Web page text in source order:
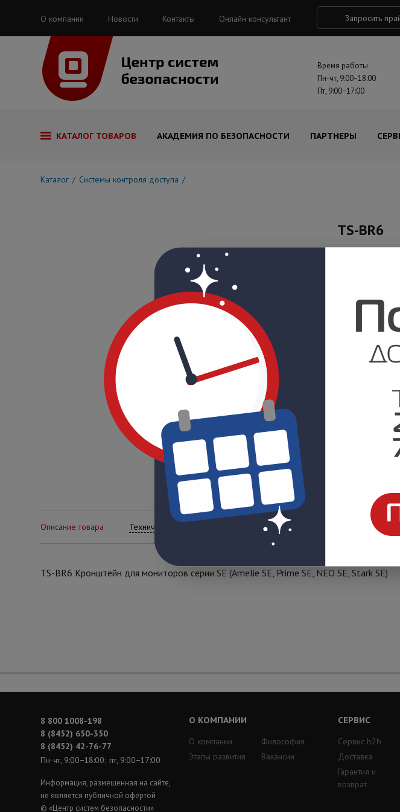
О компании Новости Контакты Онлайн консультант Запросить
Время работы
Пн-чт, 9:00−18:00
Пт, 9:00−17:00
КАТАЛОГ ТОВАРОВ АКАДЕМИЯ ПО БЕЗОПАСНОСТИ ПАРТНЕРЫ
Каталог Системы контроля доступа
TS-BR6
Цена по
Описание товара Технические характеристики
TS-BR6 Кронштейн для мониторов серии SE (Amelie SE, Prime SE, NEO SE, Stark SE)
8 800 1008-198
8 (8452) 650-350
8 (8452) 42-76-77
Пн-чт, 9:00−18:00; пт, 9:00−17:00
Информация, размещенная на сайте,
не является публичной офертой
© «Центр систем безопасности»
О КОМПАНИИ
О компании
Этапы развития
Философия
Вакансии
СЕРВИС
Сервис b2b
Доставка
Гарантия и
возврат